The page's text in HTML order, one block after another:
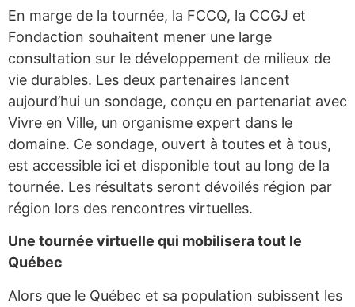
En marge de la tournée, la FCCQ, la CCGJ et
Fondaction souhaitent mener une large
consultation sur le développement de milieux de
vie durables. Les deux partenaires lancent
aujourd’hui un sondage, conçu en partenariat avec
Vivre en Ville, un organisme expert dans le
domaine. Ce sondage, ouvert à toutes et à tous,
est accessible ici et disponible tout au long de la
tournée. Les résultats seront dévoilés région par
région lors des rencontres virtuelles.
Une tournée virtuelle qui mobilisera tout le
Québec
Alors que le Québec et sa population subissent les